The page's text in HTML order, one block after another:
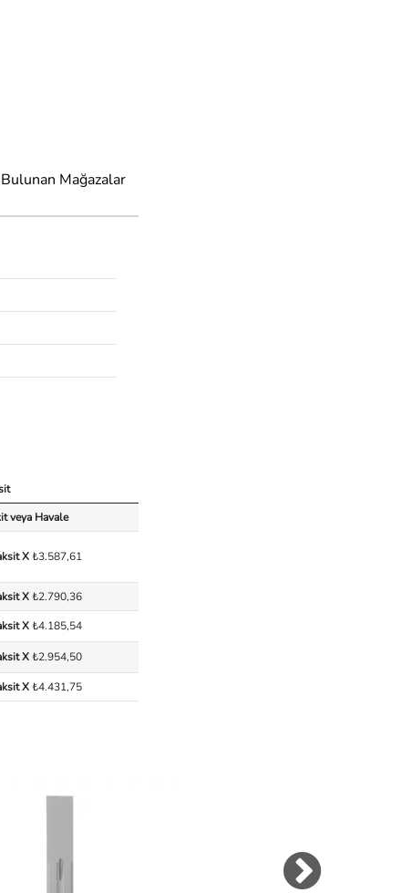
Mağazalar
veya Havale
X₺3.587,61
X₺2.790,36
X₺4.185,54
X₺2.954,50
X₺4.431,75